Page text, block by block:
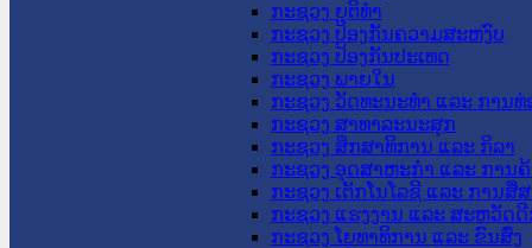
ກະຊວງ ຍຸຕິທໍາ
ກະຊວງ ປ້ອງກັນຄວາມສະຫງົບ
ກະຊວງ ປ້ອງກັນປະເທດ
ກະຊວງ ພາຍໃນ
ກະຊວງ ວັດທະນະທຳ ແລະ ການທ່
ກະຊວງ ສາທາລະນະສຸກ
ກະຊວງ ສຶກສາທິການ ແລະ ກິລາ
ກະຊວງ ອຸດສາຫະກຳ ແລະ ການຄ້
ກະຊວງ ເຕັກໂນໂລຊີ ແລະ ການສື່
ກະຊວງ ແຮງງານ ແລະ ສະຫວັດ
ກະຊວງ ໂຍທາທິການ ແລະ ຂົນສົ່ງ